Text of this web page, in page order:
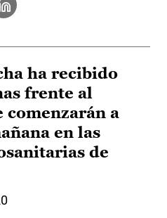
ha recibido
frente al
comenzarán a
en las
de